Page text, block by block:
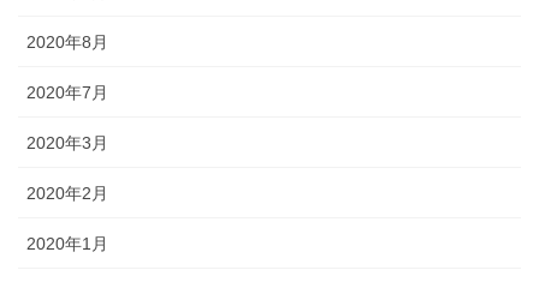
2020年8月
2020年7月
2020年3月
2020年2月
2020年1月